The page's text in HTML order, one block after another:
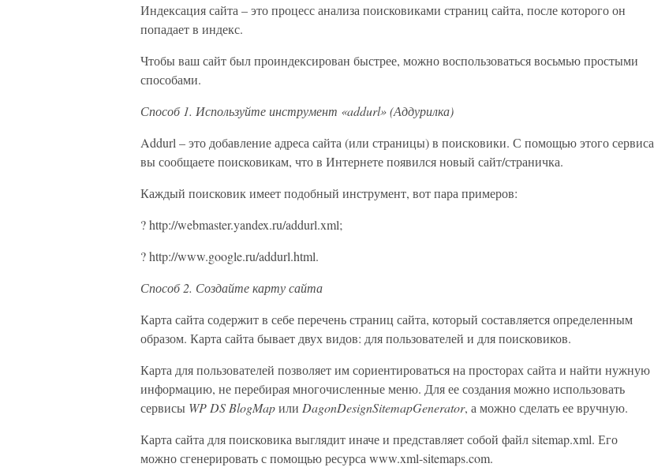
Индексация сайта – это процесс анализа поисковиками страниц сайта, после которого он
попадает в индекс.
Чтобы ваш сайт был проиндексирован быстрее, можно воспользоваться восьмью простыми
способами.
Способ 1. Используйте инструмент «addurl» (Аддурилка)
Addurl – это добавление адреса сайта (или страницы) в поисковики. С помощью этого сервиса
вы сообщаете поисковикам, что в Интернете появился новый сайт/страничка.
Каждый поисковик имеет подобный инструмент, вот пара примеров:
? http://webmaster.yandex.ru/addurl.xml;
? http://www.google.ru/addurl.html.
Способ 2. Создайте карту сайта
Карта сайта содержит в себе перечень страниц сайта, который составляется определенным
образом. Карта сайта бывает двух видов: для пользователей и для поисковиков.
Карта для пользователей позволяет им сориентироваться на просторах сайта и найти нужную
информацию, не перебирая многочисленные меню. Для ее создания можно использовать
сервисы WP DS BlogMapили DagonDesignSitemapGenerator, а можно сделать ее вручную.
Карта сайта для поисковика выглядит иначе и представляет собой файл sitemap.xml. Его
можно сгенерировать с помощью ресурса www.xml-sitemaps.com.